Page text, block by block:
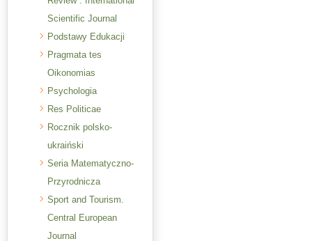
Scientific Journal
Podstawy Edukacji
Pragmata tes
Oikonomias
Psychologia
Res Politicae
Rocznik polsko-
ukraiński
Seria Matematyczno-
Przyrodnicza
Sport and Tourism.
Central European
Journal